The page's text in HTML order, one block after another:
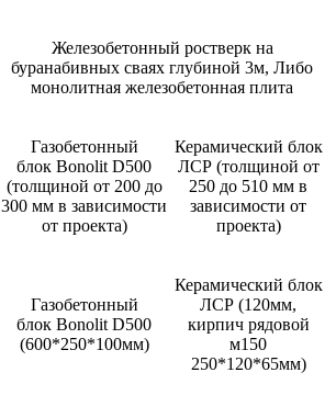
Железобетонный ростверк на
буранабивных сваях глубиной 3м, Либо
монолитная железобетонная плита
Газобетонный
блок Bonolit D500
(толщиной от 200 до
300 мм в зависимости
от проекта)
Керамический блок
ЛСР (толщиной от
250 до 510 мм в
зависимости от
проекта)
Газобетонный
блок Bonolit D500
(600*250*100мм)
Керамический блок
ЛСР (120мм,
кирпич рядовой
м150
250*120*65мм)